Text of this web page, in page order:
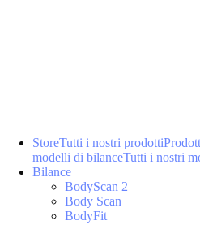
StoreTutti i nostri prodotti
modelli di bilanceTutti i nostri
Bilance
BodyScan 2
Body Scan
BodyFit